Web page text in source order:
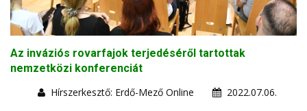
Az inváziós rovarfajok terjedéséről tartottak
nemzetközi konferenciát
Hírszerkesztő: Erdő-Mező Online
2022.07.06.